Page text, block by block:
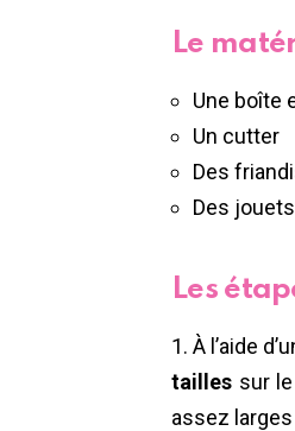
Le
Une boîte
Un cutter
Des
Des jouets
Les
1. À l’aide
tailles sur
assez